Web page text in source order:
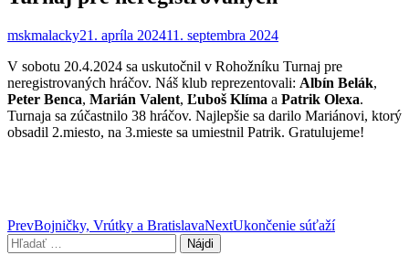
mskmalacky21. apríla 202411. septembra 2024
V sobotu 20.4.2024 sa uskutočnil v Rohožníku Turnaj pre
neregistrovaných hráčov. Náš klub reprezentovali: Albín Belák,
Peter Benca, Marián Valent, Ľuboš Klíma a Patrik Olexa.
Turnaja sa zúčastnilo 38 hráčov. Najlepšie sa darilo Mariánovi, ktorý
obsadil 2.miesto, na 3.mieste sa umiestnil Patrik. Gratulujeme!
Post
navigation
PrevBojničky, Vrútky a BratislavaNextUkončenie súťaží
Hľadať: